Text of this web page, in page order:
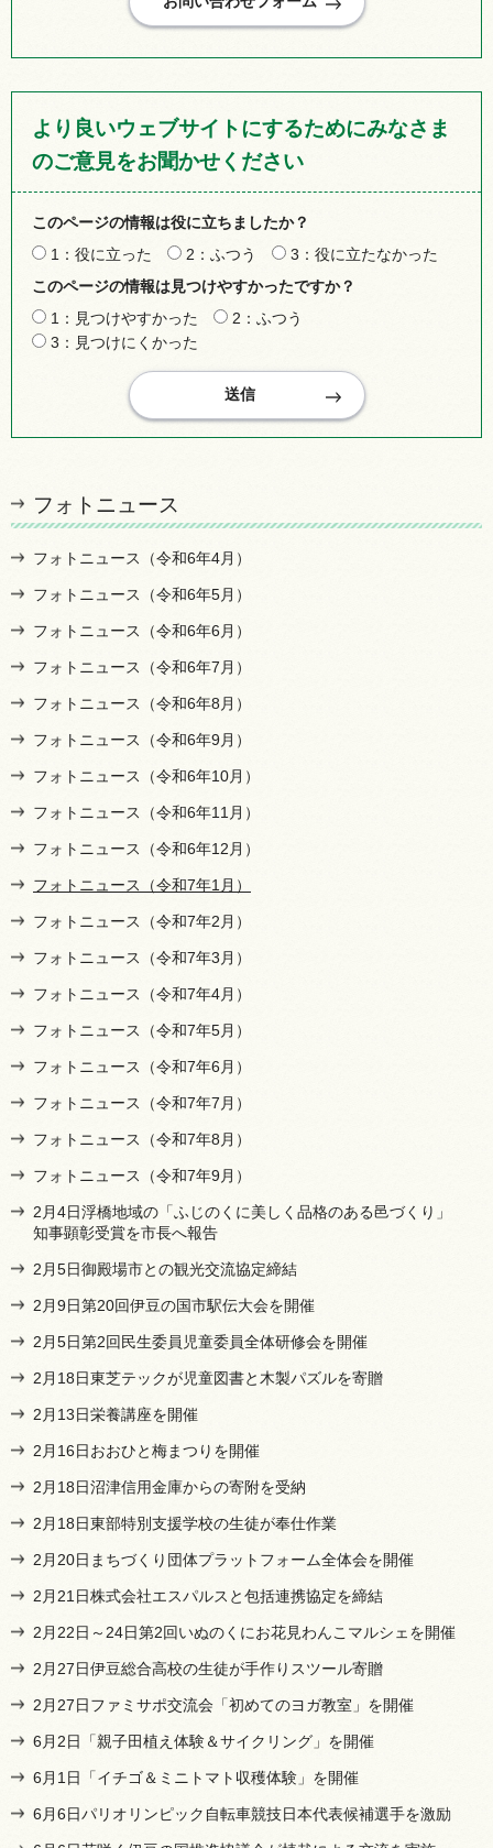
より良いウェブサイトにするためにみなさま
のご意見をお聞かせください
このページの情報は役に立ちましたか？
1：役に立った
2：ふつう
3：役に立たなかった
このページの情報は見つけやすかったですか？
1：見つけやすかった
2：ふつう
3：見つけにくかった
フォトニュース
フォトニュース（令和6年4月）
フォトニュース（令和6年5月）
フォトニュース（令和6年6月）
フォトニュース（令和6年7月）
フォトニュース（令和6年8月）
フォトニュース（令和6年9月）
フォトニュース（令和6年10月）
フォトニュース（令和6年11月）
フォトニュース（令和6年12月）
フォトニュース（令和7年1月）
フォトニュース（令和7年2月）
フォトニュース（令和7年3月）
フォトニュース（令和7年4月）
フォトニュース（令和7年5月）
フォトニュース（令和7年6月）
フォトニュース（令和7年7月）
フォトニュース（令和7年8月）
フォトニュース（令和7年9月）
2月4日浮橋地域の「ふじのくに美しく品格のある邑づくり」
知事顕彰受賞を市長へ報告
2月5日御殿場市との観光交流協定締結
2月9日第20回伊豆の国市駅伝大会を開催
2月5日第2回民生委員児童委員全体研修会を開催
2月18日東芝テックが児童図書と木製パズルを寄贈
2月13日栄養講座を開催
2月16日おおひと梅まつりを開催
2月18日沼津信用金庫からの寄附を受納
2月18日東部特別支援学校の生徒が奉仕作業
2月20日まちづくり団体プラットフォーム全体会を開催
2月21日株式会社エスパルスと包括連携協定を締結
2月22日～24日第2回いぬのくにお花見わんこマルシェを開催
2月27日伊豆総合高校の生徒が手作りスツール寄贈
2月27日ファミサポ交流会「初めてのヨガ教室」を開催
6月2日「親子田植え体験＆サイクリング」を開催
6月1日「イチゴ＆ミニトマト収穫体験」を開催
6月6日パリオリンピック自転車競技日本代表候補選手を激励